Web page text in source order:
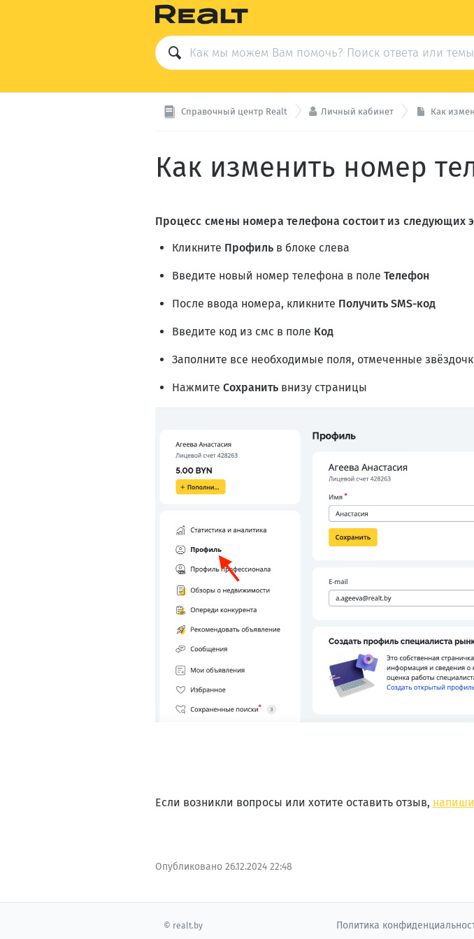
Справочный центр Realt  Личный кабинет Как
Как изменить номер
Процесс смены номера телефона состоит из следующих
Кликните Профиль в блоке слева
Введите новый номер телефона в поле Телефон
После ввода номера, кликните Получить SMS-код
Введите код из смс в поле Код
Заполните все необходимые поля, отмеченные
Нажмите Сохранить внизу страницы
Если возникли вопросы или хотите оставить отзыв,
Опубликовано 26.12.2024 22:48
© realt.by Политика